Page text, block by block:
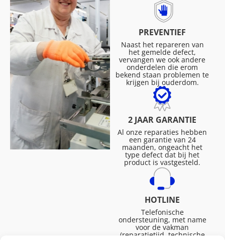
PREVENTIEF
Naast het repareren van
het gemelde defect,
vervangen we ook andere
onderdelen die erom
bekend staan problemen te
krijgen bij ouderdom.
2 JAAR GARANTIE
Al onze reparaties hebben
een garantie van 24
maanden, ongeacht het
type defect dat bij het
product is vastgesteld.
HOTLINE
Telefonische
ondersteuning, met name
voor de vakman
(reparatietijd, technische